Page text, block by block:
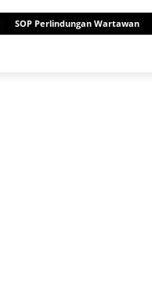
SOP Perlindungan Wartawan